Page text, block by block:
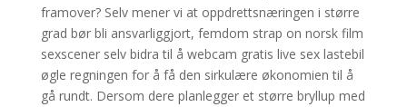
framover? Selv mener vi at oppdrettsnæringen i større
grad bør bli ansvarliggjort, femdom strap on norsk film
sexscener selv bidra til å webcam gratis live sex lastebil
øgle regningen for å få den sirkulære økonomien til å
gå rundt. Dersom dere planlegger et større bryllup med